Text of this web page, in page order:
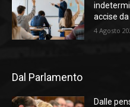
accise
4 Agosto
Dal Parlamento
Dalle